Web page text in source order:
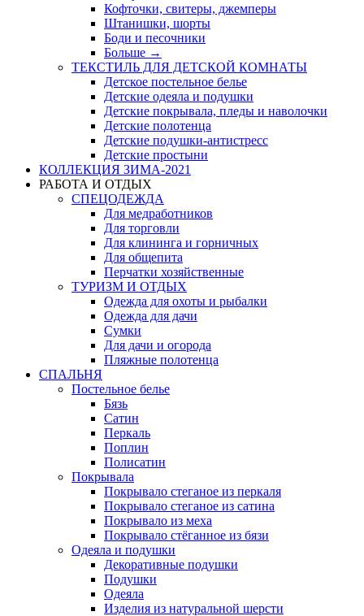
Кофточки, свитеры, джемперы
Штанишки, шорты
Боди и песочники
Больше →
ТЕКСТИЛЬ ДЛЯ ДЕТСКОЙ КОМНАТЫ
Детское постельное белье
Детские одеяла и подушки
Детские покрывала, пледы и наволочки
Детские полотенца
Детские подушки-антистресс
Детские простыни
КОЛЛЕКЦИЯ ЗИМА-2021
РАБОТА И ОТДЫХ
СПЕЦОДЕЖДА
Для медработников
Для торговли
Для клининга и горничных
Для общепита
Перчатки хозяйственные
ТУРИЗМ И ОТДЫХ
Одежда для охоты и рыбалки
Одежда для дачи
Сумки
Для дачи и огорода
Пляжные полотенца
СПАЛЬНЯ
Постельное белье
Бязь
Сатин
Перкаль
Поплин
Полисатин
Покрывала
Покрывало стеганое из перкаля
Покрывало стеганое из сатина
Покрывало из меха
Покрывало стёганное из бязи
Одеяла и подушки
Декоративные подушки
Подушки
Одеяла
Изделия из натуральной шерсти